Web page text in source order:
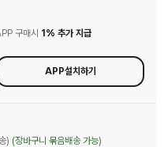
구매시 1% 추가 지급
APP설치하기
) (장바구니 묶음배송 가능)